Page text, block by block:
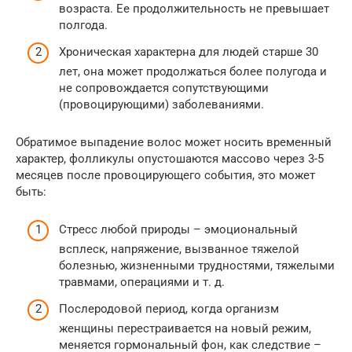
возраста. Ее продолжительность не превышает
полгода.
Хроническая характерна для людей старше 30
лет, она может продолжаться более полугода и
не сопровождается сопутствующими
(провоцирующими) заболеваниями.
Обратимое выпадение волос может носить временный
характер, фолликулы опустошаются массово через 3-5
месяцев после провоцирующего события, это может
быть:
Стресс любой природы – эмоциональный
всплеск, напряжение, вызванное тяжелой
болезнью, жизненными трудностями, тяжелыми
травмами, операциями и т. д.
Послеродовой период, когда организм
женщины перестраивается на новый режим,
меняется гормональный фон, как следствие –